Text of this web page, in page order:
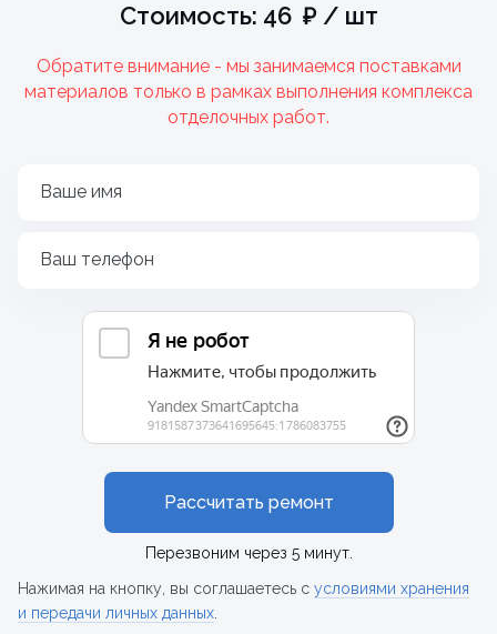
Стоимость: 46 ₽ / шт
Обратите внимание - мы занимаемся поставками
материалов только в рамках выполнения комплекса
отделочных работ.
Ваше имя
Ваш телефон
Рассчитать ремонт
Перезвоним через 5 минут.
Нажимая на кнопку, вы соглашаетесь с условиями хранения
и передачи личных данных